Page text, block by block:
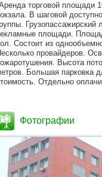
торговой площади
В шаговой
площади.
Состоит из
провайдеров.
Высота
Большая парковка
Отдельно
Фотографии